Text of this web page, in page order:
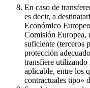
En caso de
es decir, a
Económico
Comisión Europea,
suficiente (terceros
protección
transfiere utilizando
aplicable, entre los
contractuales tipo»